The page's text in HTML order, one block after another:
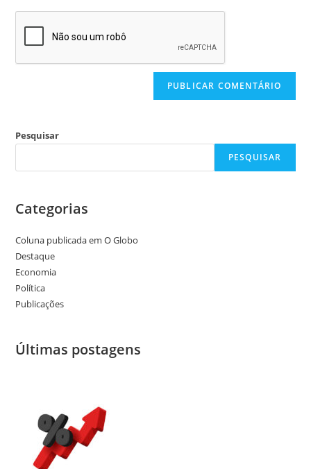
Pesquisar
PESQUISAR
Categorias
Coluna publicada em O Globo
Destaque
Economia
Política
Publicações
Últimas postagens